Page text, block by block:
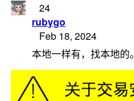
24
rubygo
Feb 18, 2024
本地一样有，找本地的。